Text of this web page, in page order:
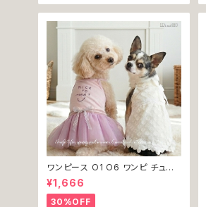
ワンピース O1 O6 ワンピ チュー
ル レース 花 フラワー 女の子 犬
犬服 小型 猫 服 洋服 ペット dog
ドッグウェア おしゃれ かわいい 返
¥1,666
30%OFF